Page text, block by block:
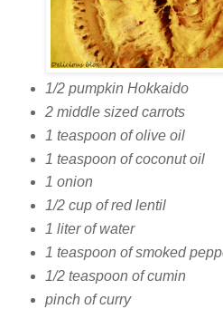
1/2 pumpkin Hokkaido
2 middle sized carrots
1 teaspoon of olive oil
1 teaspoon of coconut oil
1 onion
1/2 cup of red lentil
1 liter of water
1 teaspoon of smoked
1/2 teaspoon of cumin
pinch of curry